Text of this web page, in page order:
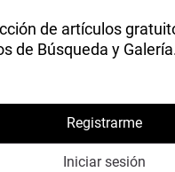
de artículos
de Búsqueda y
Registrarme
Iniciar sesión